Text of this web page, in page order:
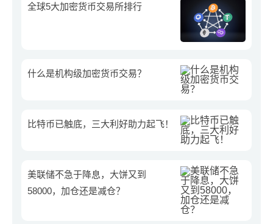
全球5大加密货币交易所排行
什么是机构级加密货币交易？
比特币已触底，三大利好助力起飞！
美联储不急于降息，大饼又到
58000，加仓还是减仓？